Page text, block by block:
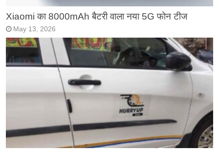
Xiaomi का 8000mAh बैटरी वाला नया 5G फोन टीज
May 13, 2026